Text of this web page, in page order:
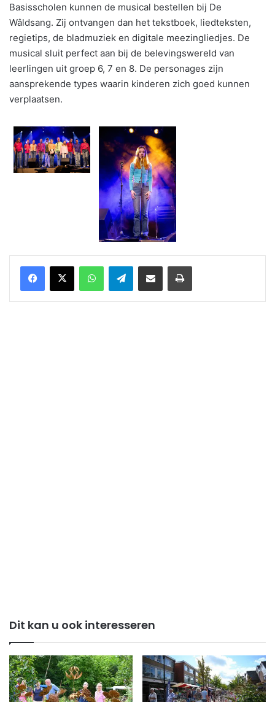
Basisscholen kunnen de musical bestellen bij De
Wâldsang. Zij ontvangen dan het tekstboek, liedteksten,
regietips, de bladmuziek en digitale meezingliedjes. De
musical sluit perfect aan bij de belevingswereld van
leerlingen uit groep 6, 7 en 8. De personages zijn
aansprekende types waarin kinderen zich goed kunnen
verplaatsen.
WhatsAppTelegramDelen via Email Print
Dit kan u ook interesseren